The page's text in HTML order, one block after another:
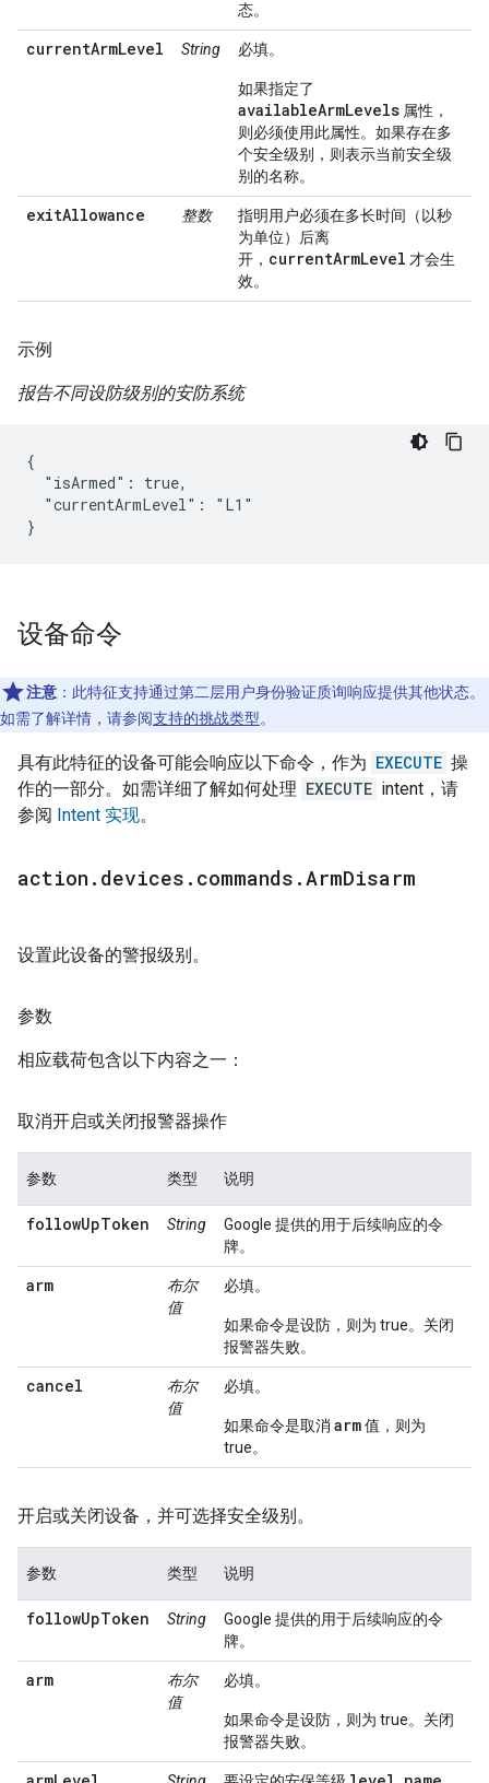
态。
currentArmLevel String 必填。
如果指定了
availableArmLevels 属性，
则必须使用此属性。如果存在多
个安全级别，则表示当前安全级
别的名称。
exitAllowance 整数
指明用户必须在多长时间（以秒
为单位）后离
开， currentArmLevel 才会生
效。
示例
报告不同设防级别的安防系统
{
  "isArmed": true,
  "currentArmLevel": "L1"
}
设备命令
注意 ：此特征支持通过第二层用户身份验证质询响应提供其他状态。
如需了解详情，请参阅支持的挑战类型。
具有此特征的设备可能会响应以下命令，作为 EXECUTE 操
作的一部分。如需详细了解如何处理 EXECUTE intent，请
参阅 Intent 实现。
action . devices . commands .ArmDisarm
设置此设备的警报级别。
参数
相应载荷包含以下内容之一：
取消开启或关闭报警器操作
参数 类型 说明
followUpToken String
Google 提供的用于后续响应的令
牌。
arm
布尔
值
必填。
如果命令是设防，则为 true。关闭
报警器失败。
cancel
布尔
值
必填。
如果命令是取消 arm值，则为
true。
开启或关闭设备，并可选择安全级别。
参数 类型 说明
followUpToken String
Google 提供的用于后续响应的令
牌。
arm
布尔
值
必填。
如果命令是设防，则为 true。关闭
报警器失败。